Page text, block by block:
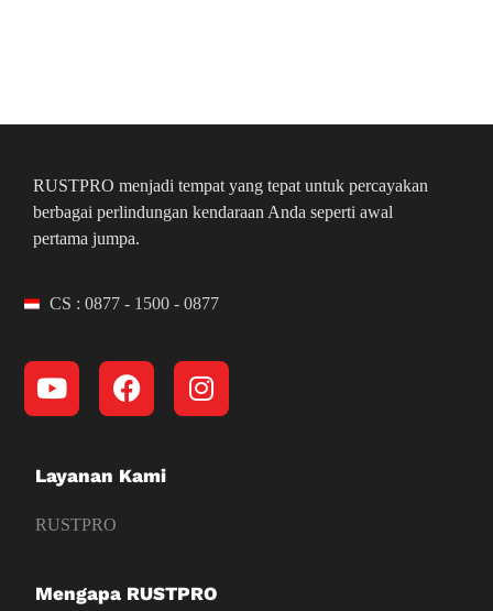
RUSTPRO menjadi tempat yang tepat untuk percayakan
berbagai perlindungan kendaraan Anda seperti awal
pertama jumpa.
CS : 0877 - 1500 - 0877
Layanan Kami
RUSTPRO
Mengapa RUSTPRO